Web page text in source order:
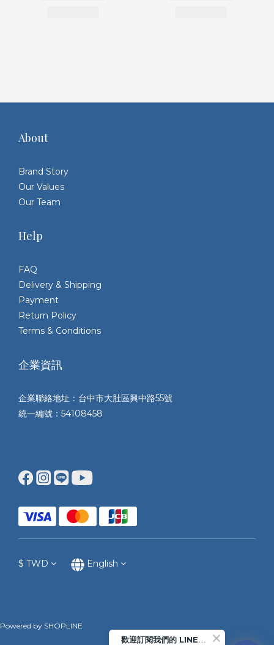
About
Brand Story
Our Values
Our Team
Help
FAQ
Delivery & Shipping
Payment
Return Policy
Terms & Conditions
企業資訊
企業聯絡地址：台中市大肚區興中路55號
統一編號：54108458
$ TWD English
Powered by SHOPLINE
歡迎訂閱我們的 LINE官方帳號